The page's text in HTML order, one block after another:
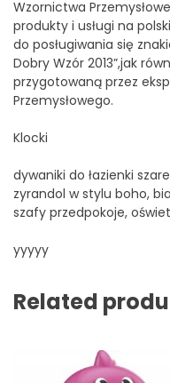
Wzornictwa
produkty i usługi na
do posługiwania się
Dobry Wzór 2013”,jak
przygotowaną przez
Przemysłowego.
Klocki
dywaniki do łazienki
zyrandol w stylu boho,
szafy przedpokoje,
yyyyy
Related